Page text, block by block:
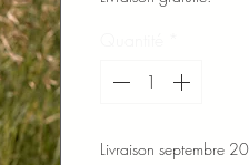
Livraison septembre